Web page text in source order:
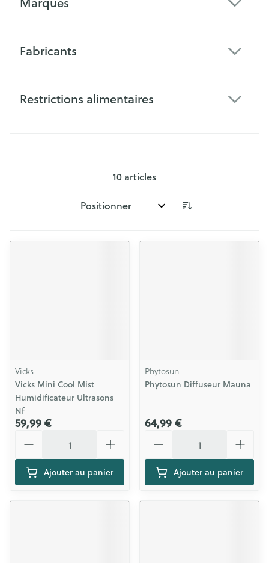
Fabricants
Restrictions alimentaires
10 articles
Trier par:
Vicks
Vicks Mini Cool Mist
Humidificateur Ultrasons
Nf
59,99 €
Ajouter au panier
Phytosun
Phytosun Diffuseur Mauna
64,99 €
Ajouter au panier